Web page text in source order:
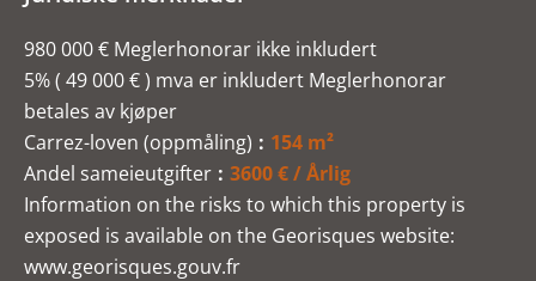
980 000 € Meglerhonorar ikke inkludert
5% ( 49 000 € ) mva er inkludert Meglerhonorar
betales av kjøper
Carrez-loven (oppmåling)
154 m²
Andel sameieutgifter
3600 € / Årlig
Information on the risks to which this property is
exposed is available on the Georisques website:
www.georisques.gouv.fr